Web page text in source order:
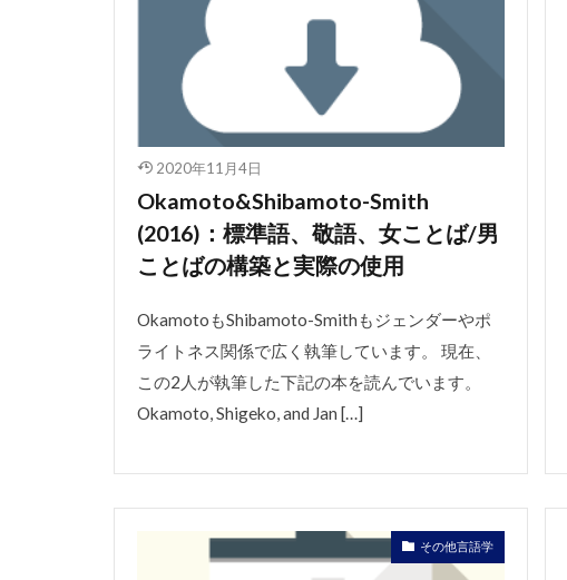
2020年11月4日
Okamoto&Shibamoto-Smith
(2016)：標準語、敬語、女ことば/男
ことばの構築と実際の使用
OkamotoもShibamoto-Smithもジェンダーやポ
ライトネス関係で広く執筆しています。 現在、
この2人が執筆した下記の本を読んでいます。
Okamoto, Shigeko, and Jan […]
その他言語学